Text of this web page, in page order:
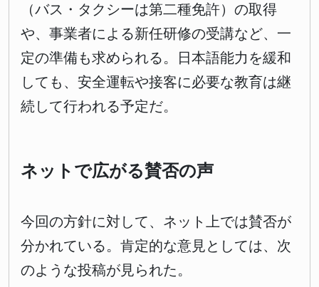
（バス・タクシーは第二種免許）の取得
や、事業者による新任研修の受講など、一
定の準備も求められる。日本語能力を緩和
しても、安全運転や接客に必要な教育は継
続して行われる予定だ。
ネットで広がる賛否の声
今回の方針に対して、ネット上では賛否が
分かれている。肯定的な意見としては、次
のような投稿が見られた。